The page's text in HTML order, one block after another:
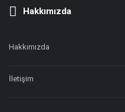
Hakkımızda
Hakkımızda
İletişim